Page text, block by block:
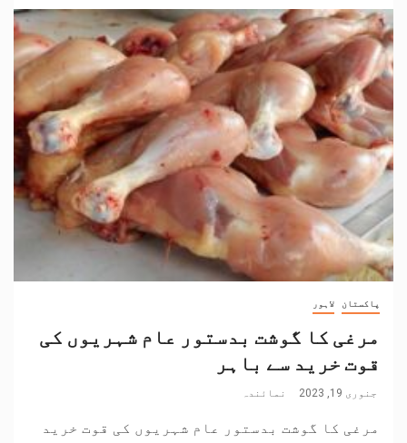
پاکستان لاہور
مرغی کا گوشت بدستور عام شہریوں کی
قوت خرید سے باہر
جنوری 19, 2023 نمائندہ
مرغی کا گوشت بدستور عام شہریوں کی قوت خرید